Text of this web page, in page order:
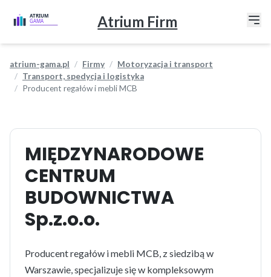
Atrium Firm
atrium-gama.pl Firmy
Motoryzacja i transport
Transport, spedycja i logistyka
Producent regałów i mebli MCB
MIĘDZYNARODOWE
CENTRUM
BUDOWNICTWA
Sp.z.o.o.
Producent regałów i mebli MCB, z siedzibą w
Warszawie, specjalizuje się w kompleksowym